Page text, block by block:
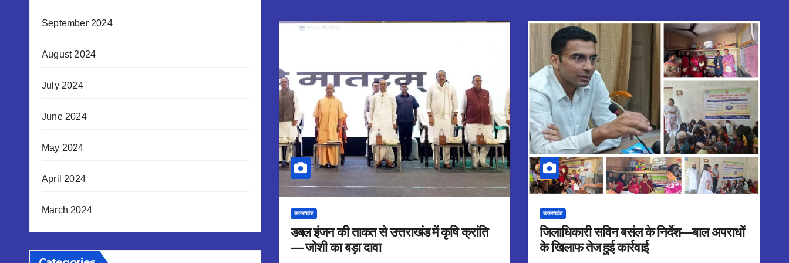
September 2024
August 2024
July 2024
June 2024
May 2024
April 2024
March 2024 उत्तराखंड
डबल इंजन की ताकत से उत्तराखंड में कृषि क्रांति
— जोशी का बड़ा दावा
उत्तराखंड
जिलाधिकारी सविन बसंल के निर्देश—बाल अपराधों
के खिलाफ तेज हुई कार्रवाई